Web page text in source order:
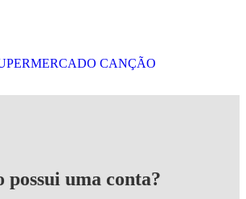
possui uma conta?